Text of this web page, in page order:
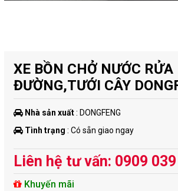
XE BỒN CHỞ NƯỚC RỬA
ĐƯỜNG,TƯỚI CÂY
Nhà sản xuất: DONGFENG
Tình trạng : Có sẵn giao ngay
Liên hệ tư vấn: 0909 039
Khuyến mãi